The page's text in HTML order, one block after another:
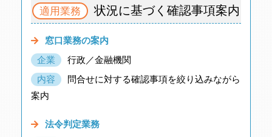
適用業務 状況に基づく確認事項案内
窓口業務の案内
企業
行政／金融機関
内容
問合せに対する確認事項を絞り込みながら
案内
法令判定業務